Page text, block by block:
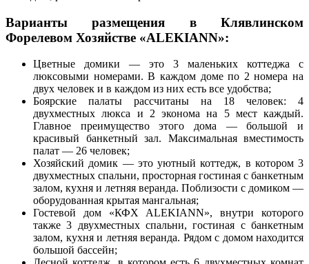
Варианты размещения в Клявлинском
Форелевом Хозяйстве «ALEKIANN»:
Цветные домики — это 3 маленьких коттеджа с
люксовыми номерами. В каждом доме по 2 номера на
двух человек и в каждом из них есть все удобства;
Боярские палаты рассчитаны на 18 человек: 4
двухместных люкса и 2 эконома на 5 мест каждый.
Главное преимущество этого дома — большой и
красивый банкетный зал. Максимальная вместимость
палат — 26 человек;
Хозяйский домик — это уютный коттедж, в котором 3
двухместных спальни, просторная гостиная с банкетным
залом, кухня и летняя веранда. Поблизости с домиком —
оборудованная крытая мангальная;
Гостевой дом «КФХ ALEKIANN», внутри которого
также 3 двухместных спальни, гостиная с банкетным
залом, кухня и летняя веранда. Рядом с домом находится
большой бассейн;